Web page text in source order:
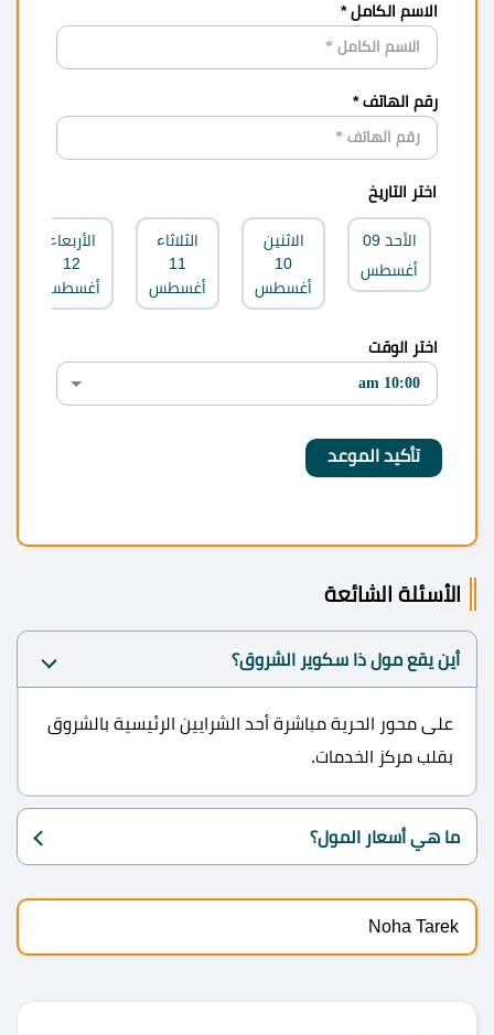
الاسم الكامل *
رقم الهاتف *
اختر التاريخ
الأحد 09
أغسطس
الاثنين
10
أغسطس
الثلاثاء
11
أغسطس
الأربعاء
12
أغسطس
اختر الوقت
الأسئلة الشائعة
أين يقع مول ذا سكوير الشروق؟
على محور الحرية مباشرة أحد الشرايين الرئيسية بالشروق
بقلب مركز الخدمات.
ما هي أسعار المول؟
Noha Tarek